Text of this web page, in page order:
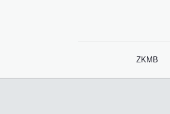
ZKMB